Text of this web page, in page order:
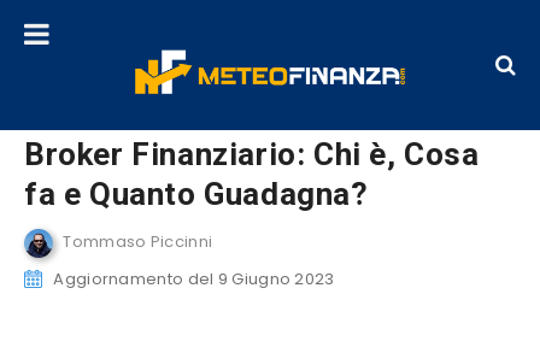
Broker Finanziario: Chi è, Cosa
fa e Quanto Guadagna?
Tommaso Piccinni
Aggiornamento del 9 Giugno 2023